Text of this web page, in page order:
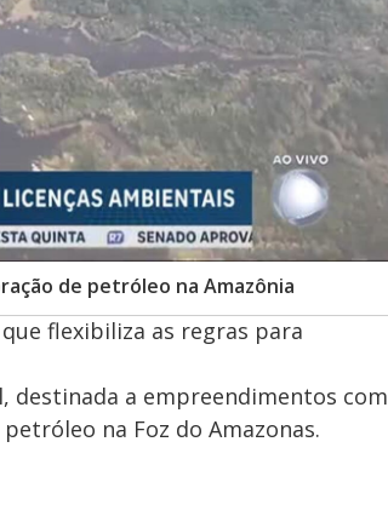
de petróleo na Amazônia
flexibiliza as regras para
destinada a empreendimentos com
na Foz do Amazonas.